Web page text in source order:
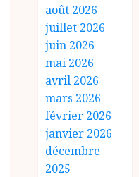
août 2026
juillet 2026
juin 2026
mai 2026
avril 2026
mars 2026
février 2026
janvier 2026
décembre
2025